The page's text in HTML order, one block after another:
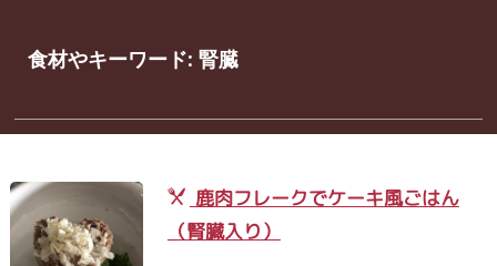
食材やキーワード:腎臓
鹿肉フレークでケーキ風ごはん
（腎臓入り）